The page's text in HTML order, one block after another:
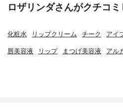
ロザリンダさんがクチコ
化粧水 リップクリーム チーク アイ
唇美容液 リップ まつげ美容液 アル